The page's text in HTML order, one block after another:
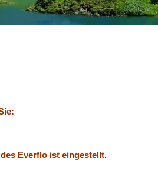
Everflo ist eingestellt.